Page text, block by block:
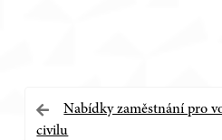
Navigace
Nabídky zaměstnání pro
civilu